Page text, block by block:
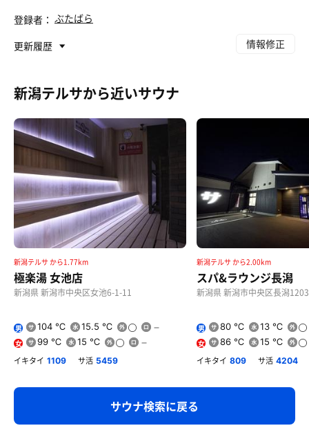
登録者： ぶたばら
更新履歴
情報修正
新潟テルサから近いサウナ
新潟テルサ から1.77km
極楽湯 女池店
新潟県 新潟市中央区女池6-1-11
男 104 ℃ 15.5 ℃
女 99 ℃ 15 ℃
イキタイ 1109 サ活 5459
新潟テルサ から2.00km
スパ&ラウンジ長潟
新潟県 新潟市中央区長潟
男 80 ℃ 13 ℃
女 86 ℃ 15 ℃
イキタイ 809 サ活 4204
サウナ検索に戻る